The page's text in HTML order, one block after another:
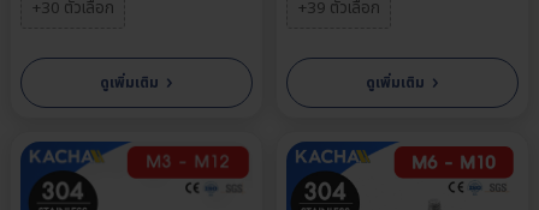
+30 ตัวเลือก
ดูเพิ่มเติม ›
+39 ตัวเลือก
ดูเพิ่มเติม ›